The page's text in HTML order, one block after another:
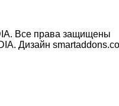
Все права защищены
Дизайн